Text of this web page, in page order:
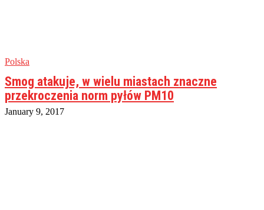
Polska
Smog atakuje, w wielu miastach znaczne
przekroczenia norm pyłów PM10
January 9, 2017